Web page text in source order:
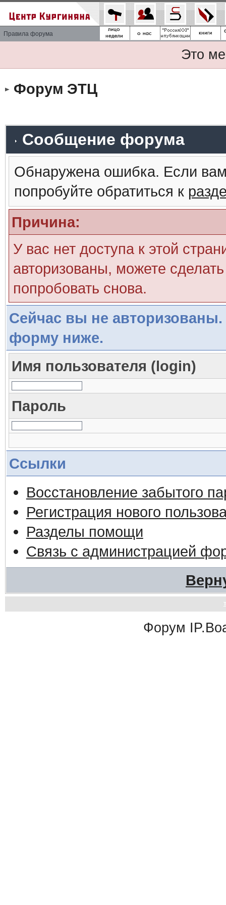
Правила форума
Это
Форум ЭТЦ
Сообщение форума
Обнаружена ошибка. Если
попробуйте обратиться к
Причина:
У вас нет доступа к этой
авторизованы, можете
попробовать снова.
Сейчас вы не авторизованы.
форму ниже.
Имя пользователя (login)
Пароль
Ссылки
Восстановление забытого
Регистрация нового
Разделы помощи
Связь с администрацией
Форум